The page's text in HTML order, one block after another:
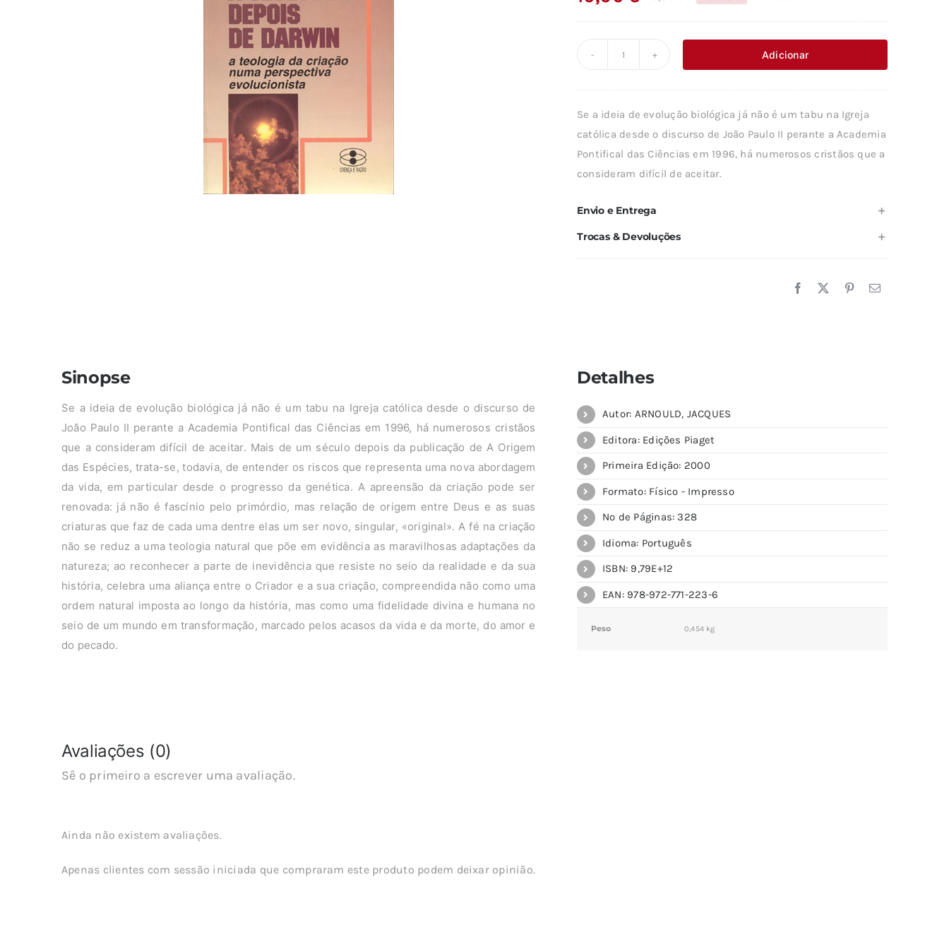
O
era:
O
é:
Adicionar
Se a ideia de evolução biológica já não é um tabu na Igreja
católica desde o discurso de João Paulo II perante a Academia
Pontifical das Ciências em 1996, há numerosos cristãos que a
consideram difícil de aceitar.
Envio e Entrega
Trocas & Devoluções
Sinopse
Se a ideia de evolução biológica já não é um tabu na Igreja católica desde o discurso de
João Paulo II perante a Academia Pontifical das Ciências em 1996, há numerosos cristãos
que a consideram difícil de aceitar. Mais de um século depois da publicação de A Origem
das Espécies, trata-se, todavia, de entender os riscos que representa uma nova abordagem
da vida, em particular desde o progresso da genética. A apreensão da criação pode ser
renovada: já não é fascínio pelo primórdio, mas relação de origem entre Deus e as suas
criaturas que faz de cada uma dentre elas um ser novo, singular, «original». A fé na criação
não se reduz a uma teologia natural que põe em evidência as maravilhosas adaptações da
natureza; ao reconhecer a parte de inevidência que resiste no seio da realidade e da sua
história, celebra uma aliança entre o Criador e a sua criação, compreendida não como uma
ordem natural imposta ao longo da história, mas como uma fidelidade divina e humana no
seio de um mundo em transformação, marcado pelos acasos da vida e da morte, do amor e
do pecado.
Detalhes
Autor: ARNOULD, JACQUES
Editora: Edições Piaget
Primeira Edição: 2000
Formato: Físico - Impresso
Nº de Páginas: 328
Idioma: Português
ISBN: 9,79E+12
EAN: 978-972-771-223-6
Peso 0,454 kg
Avaliações (0)
Sê o primeiro a escrever uma avaliação.
Ainda não existem avaliações.
Apenas clientes com sessão iniciada que compraram este produto podem deixar opinião.